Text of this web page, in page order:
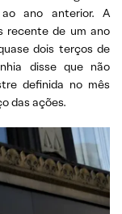
ao ano anterior. A
recente de um ano
dois terços de
disse que não
definida no mês
das ações.